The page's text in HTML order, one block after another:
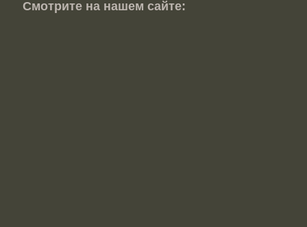
Смотрите на нашем сайте: